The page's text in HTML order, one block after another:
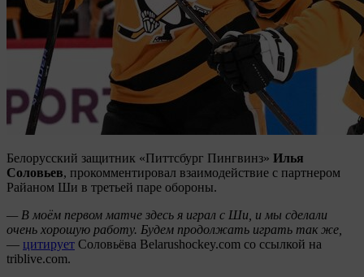
Белорусский защитник «Питтсбург Пингвинз» Илья
Соловьев, прокомментировал взаимодействие с партнером
Райаном Ши в третьей паре обороны.
— В моём первом матче здесь я играл с Ши, и мы сделали
очень хорошую работу. Будем продолжать играть так же,
— цитирует Соловьёва Belarushockey.com со ссылкой на
triblive.com.